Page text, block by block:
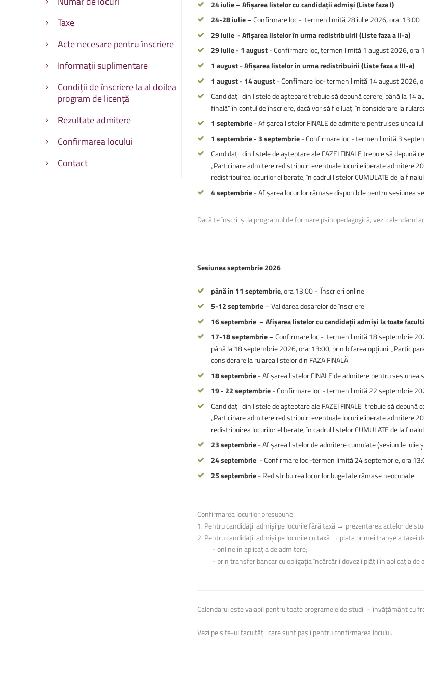
Facultatea de Educație fizică și sporturi montane
Facultatea de Construcții
Facultatea de Educație fizică și sporturi montane
Facultatea de Construcții
Taxe
Acte necesare pentru înscriere
Informații suplimentare
Condiții de înscriere la al doilea
program de licență
Rezultate admitere
Confirmarea locului
Contact
24 iulie – Afișarea listelor cu candidații admiși (Liste faza I)
24-28 iulie –Confirmare loc - termen limită 28 iulie 2026, ora: 13:00
29 iulie - Afișarea listelor în urma redistribuirii (Liste faza a II-a)
29 iulie - 1 august- Confirmare loc, termen limită 1 august 2026, ora
1 august-Afișarea listelor în urma redistribuirii(Liste faza a III-a)
1 august - 14 august- Confimare loc- termen limită 14 august 2026,
Candidații din listele de aștepare trebuie să depună cerere, până la
finală” în contul de înscriere, dacă vor să fie luați în considerare la
1 septembrie- Afișarea listelor FINALE de admitere pentru sesiunea
1 septembrie - 3 septembrie- Confirmare loc - termen limită 3
Candidații din listele de așteptare ale FAZEI FINALE trebuie să
„Participare admitere redistribuiri eventuale locuri eliberate admitere
redistribuirea locurilor eliberate, în cadrul listelor CUMULATE de la
4 septembrie- Afișarea locurilor rămase disponibile pentru sesiunea
Dacă te înscrii și la programul de formare psihopedagogică, vezi
Sesiunea septembrie 2026
până în 11 septembrie, ora 13:00 - Înscrieri online
5-12 septembrie– Validarea dosarelor de înscriere
16 septembrie – Afișarea listelor cu candidații admiși la toate
17-18 septembrie –Confirmare loc - termen limită 18 septembrie
până la 18 septembrie 2026, ora: 13:00, prin bifarea opțiunii
considerare la rularea listelor din FAZA FINALĂ.
18 septembrie- Afișarea listelor FINALE de admitere pentru sesiunea
19 - 22 septembrie- Confirmare loc - termen limită 22 septembrie
Candidații din listele de așteptare ale FAZEI FINALE trebuie să
„Participare admitere redistribuiri eventuale locuri eliberate admitere
redistribuirea locurilor eliberate, în cadrul listelor CUMULATE de la
23 septembrie- Afișarea listelor de admitere cumulate (sesiunile iulie
24 septembrie- Confirmare loc -termen limită 24 septembrie, ora
25 septembrie- Redistribuirea locurilor bugetate rămase neocupate
Confirmarea locurilor presupune:
1. Pentru candidații admiși pe locurile fără taxă → prezentarea actelor de
2. Pentru candidații admiși pe locurile cu taxă → plata primei tranșe a taxei
- online în aplicația de admitere;
- prin transfer bancar cu obligația încărcării dovezii plății în aplicația de
Calendarul este valabil pentru toate programele de studii – învățământ cu
Vezi pe site-ul facultății care sunt pașii pentru confirmarea locului.